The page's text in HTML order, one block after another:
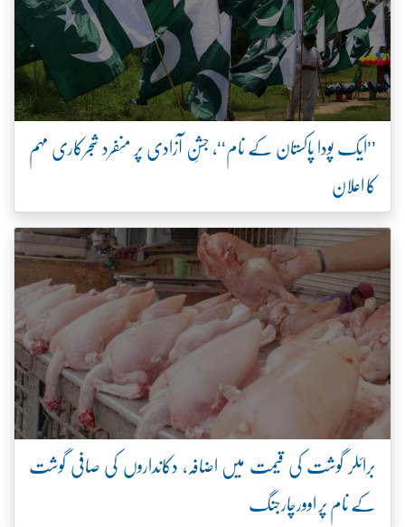
’’ایک پودا پاکستان کے نام‘‘، جشنِ آزادی پر منفرد شجرکاری مہم
کا اعلان
برائلر گوشت کی قیمت میں اضافہ، دکانداروں کی صافی گوشت
کے نام پر اوورچارجنگ